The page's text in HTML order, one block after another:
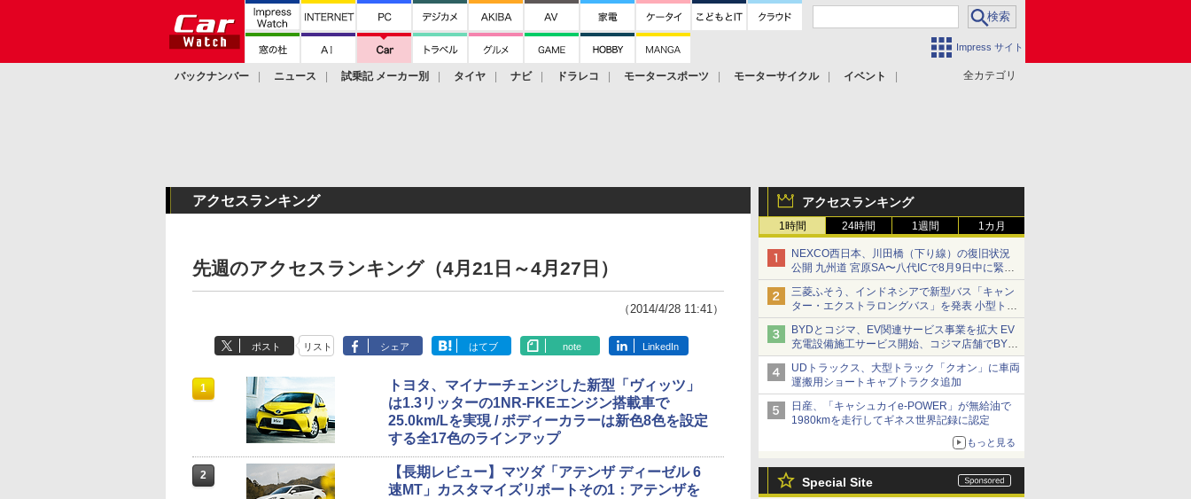
Impress サイト
全カテゴリ
バックナンバー ニュース 試乗記 メーカー別 タイヤ ナビ ドラレコ モータースポーツ モーターサイクル
イベント
アクセスランキング
1時間 24時間 1週間 1カ月
NEXCO西日本、川田橋（下り線）の復旧状況
公開 九州道 宮原SA〜八代ICで8月9日中に緊急
車両を通行可能に
三菱ふそう、インドネシアで新型バス「キャン
ター・エクストラロングバス」を発表 小型トラ
ックベースの観光・旅客輸送向けバス
BYDとコジマ、EV関連サービス事業を拡大 EV
充電設備施工サービス開始、コジマ店舗でBYD
車の展示・試乗イベントを強化
UDトラックス、大型トラック「クオン」に車両
運搬用ショートキャブトラクタ追加
日産、「キャシュカイe-POWER」が無給油で
1980kmを走行してギネス世界記録に認定
もっと見る
Special Site
アクセスランキング
先週のアクセスランキング（4月21日～4月27日）
（2014/4/28 11:41）
ポスト リスト シェア はてブ note LinkedIn
1
トヨタ、マイナーチェンジした新型「ヴィッツ」
は1.3リッターの1NR-FKEエンジン搭載車で
25.0km/Lを実現 / ボディーカラーは新色8色を設定
する全17色のラインアップ
2
【長期レビュー】マツダ「アテンザ ディーゼル 6
速MT」カスタマイズリポートその1：アテンザを